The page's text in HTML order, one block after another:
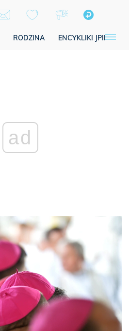
RODZINA ENCYKLIKI JPII
ad